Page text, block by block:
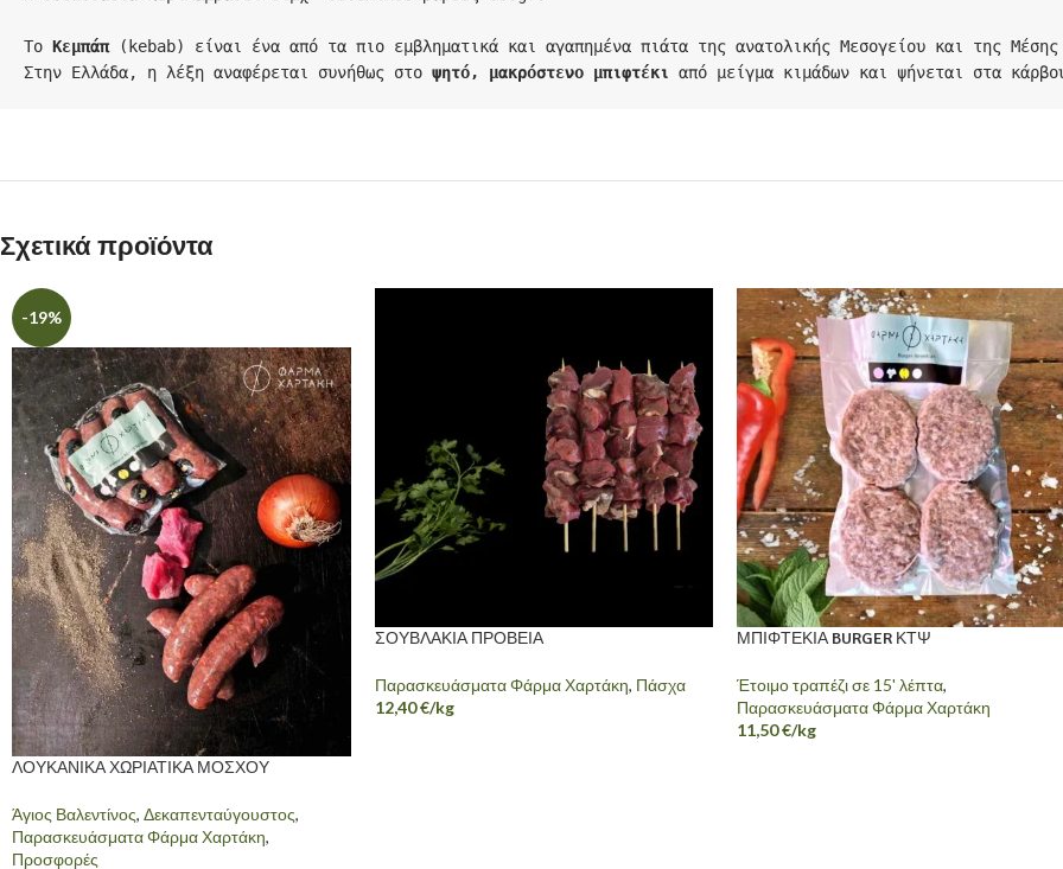
Το Κεμπάπ (kebab) είναι ένα από τα πιο εμβληματικά και αγαπημένα πιάτα της ανατολικής Μεσογείου και της
Στην Ελλάδα, η λέξη αναφέρεται συνήθως στο ψητό, μακρόστενο μπιφτέκι από μείγμα κιμάδων και ψήνεται στα
Σχετικά προϊόντα
-19%
ΛΟΥΚΑΝΙΚΑ ΧΩΡΙΑΤΙΚΑ ΜΟΣΧΟΥ
Άγιος Βαλεντίνος, Δεκαπενταύγουστος,
Παρασκευάσματα Φάρμα Χαρτάκη,
Προσφορές
ΣΟΥΒΛΑΚΙΑ ΠΡΟΒΕΙΑ
Παρασκευάσματα Φάρμα Χαρτάκη, Πάσχα
12,40€/kg
ΜΠΙΦΤΕΚΙΑ BURGER ΚΤΨ
Έτοιμο τραπέζι σε 15' λέπτα,
Παρασκευάσματα Φάρμα Χαρτάκη
11,50€/kg